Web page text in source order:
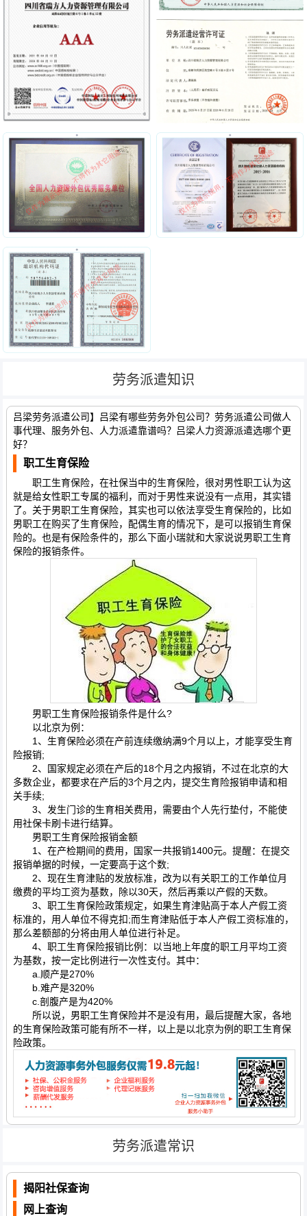
劳务派遣知识
吕梁劳务派遣公司】吕梁有哪些劳务外包公司？劳务派遣公司做人
事代理、服务外包、人力派遣靠谱吗？吕梁人力资源派遣选哪个更
好？
职工生育保险
职工生育保险，在社保当中的生育保险，很对男性职工认为这
就是给女性职工专属的福利，而对于男性来说没有一点用，其实错
了。关于男职工生育保险，其实也可以依法享受生育保险的，比如
男职工在购买了生育保险，配偶生育的情况下，是可以报销生育保
险的。也是有保险条件的，那么下面小瑞就和大家说说男职工生育
保险的报销条件。
男职工生育保险报销条件是什么?
以北京为例：
1、生育保险必须在产前连续缴纳满9个月以上，才能享受生育
险报销;
2、国家规定必须在产后的18个月之内报销，不过在北京的大
多数企业，都要求在产后的3个月之内，提交生育险报销申请和相
关手续;
3、发生门诊的生育相关费用，需要由个人先行垫付，不能使
用社保卡刷卡进行结算。
男职工生育保险报销金额
1、在产检期间的费用，国家一共报销1400元。提醒：在提交
报销单据的时候，一定要高于这个数;
2、现在生育津贴的发放标准，改为以有关职工的工作单位月
缴费的平均工资为基数，除以30天，然后再乘以产假的天数。
3、职工生育保险政策规定，如果生育津贴高于本人产假工资
标准的，用人单位不得克扣;而生育津贴低于本人产假工资标准的，
那么差额部的分将由用人单位进行补足。
4、职工生育保险报销比例：以当地上年度的职工月平均工资
为基数，按一定比例进行一次性支付。其中：
a.顺产是270%
b.难产是320%
c.剖腹产是为420%
所以说，男职工生育保险并不是没有用，最后提醒大家，各地
的生育保险政策可能有所不一样，以上是以北京为例的职工生育保
险政策。
劳务派遣常识
揭阳社保查询
网上查询